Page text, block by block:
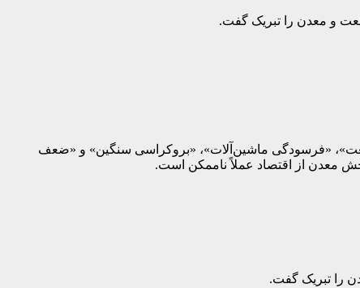
و معدن را تبریک گفت.
«فرسودگی ماشین‌آلات»، «بروکراسی سنگین» و «ضعف
را تبریک گفت.